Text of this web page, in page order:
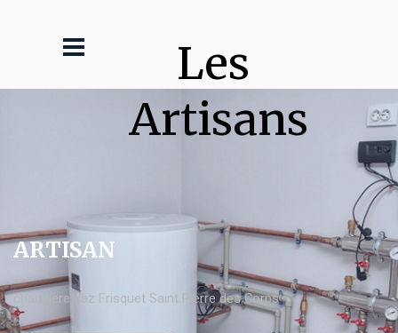
Les
Artisans
ARTISAN
chaudière gaz Frisquet Saint Pierre des Corps